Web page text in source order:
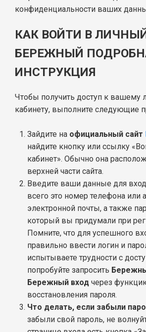
конфиденциальности ваших
КАК ВОЙТИ В
БЕРЕЖНЫЙ
ИНСТРУКЦИЯ
Чтобы получить доступ к вашему
кабинету, выполните следующие
Зайдите на официальный сайт
найдите кнопку или ссылку
кабинет». Обычно она
верхней части сайта.
Введите ваши данные для
всего это номер телефона или
электронной почты, а также
который вы придумали при
Помните, что для успешного
правильно ввести логин и
испытываете трудности с
попробуйте запросить
Бережный вход через
восстановления пароля.
Что делать, если забыли
забыли свой пароль, не